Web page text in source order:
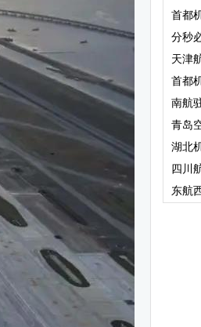
首都
分秒
天津
首都
南航
青岛
湖北
四川
东航